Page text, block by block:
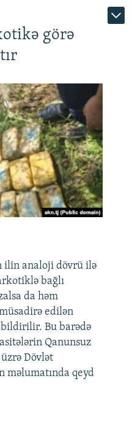
görə
ilin analoji dövrü ilə
bağlı
da həm
edilən
bildirilir. Bu barədə
Qanunsuz
Dövlət
məlumatında qeyd